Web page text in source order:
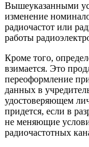
Вышеуказанными
изменение
радиочастот или
работы
Кроме того,
взимается. Это
переоформление
данных в
удостоверяющем
придется, если в
не меняющие
радиочастотных